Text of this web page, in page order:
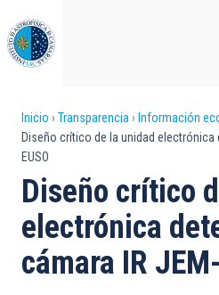
al
contenido
principal
Sobrescribir
enlaces
de
ayuda
a
la
Inicio Transparencia Información
Diseño crítico de la unidad electrónica
EUSO
Diseño crítico
electrónica
cámara IR